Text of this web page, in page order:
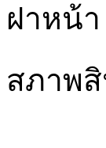
ฝาหน้า
สภาพ